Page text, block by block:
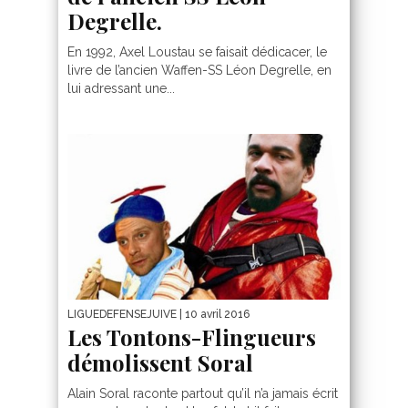
Degrelle.
En 1992, Axel Loustau se faisait dédicacer, le
livre de l’ancien Waffen-SS Léon Degrelle, en
lui adressant une...
LIGUEDEFENSEJUIVE | 10 avril 2016
Les Tontons-Flingueurs
démolissent Soral
Alain Soral raconte partout qu’il n’a jamais écrit